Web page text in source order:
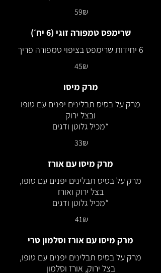
‏59 ‏₪
שרימפס טמפורה זוגי (6 יח׳)
6 יחידות שרימפס בציפוי טמפורה פריך
‏45 ‏₪
מרק מיסו
מרק על בסיס תבלינים יפנים עם טופו
*מכיל גלוטן ודגים
‏33 ‏₪
מרק מיסו עם אורז
מרק על בסיס תבלינים יפנים עם טופו,
*מכיל גלוטן ודגים
‏41 ‏₪
מרק מיסו עם אורז וסלמון טרי
מרק על בסיס תבלינים יפנים עם טופו,